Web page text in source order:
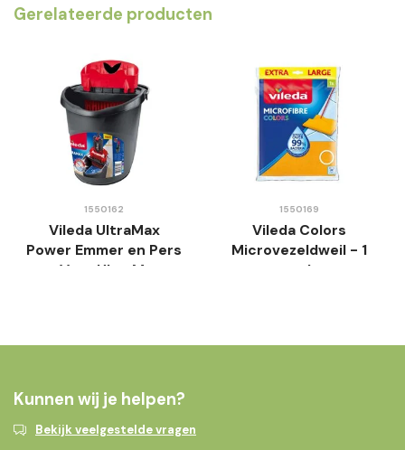
Gerelateerde producten
1550162
Vileda UltraMax
Power Emmer en Pers
- Voor UltraMax
1550169
Vileda Colors
Microvezeldweil - 1
stuk
Kunnen wij je helpen?
Bekijk veelgestelde vragen